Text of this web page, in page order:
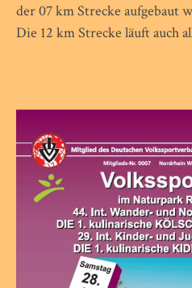
der 07 km Strecke aufgebaut
Die 12 km Strecke läuft auch